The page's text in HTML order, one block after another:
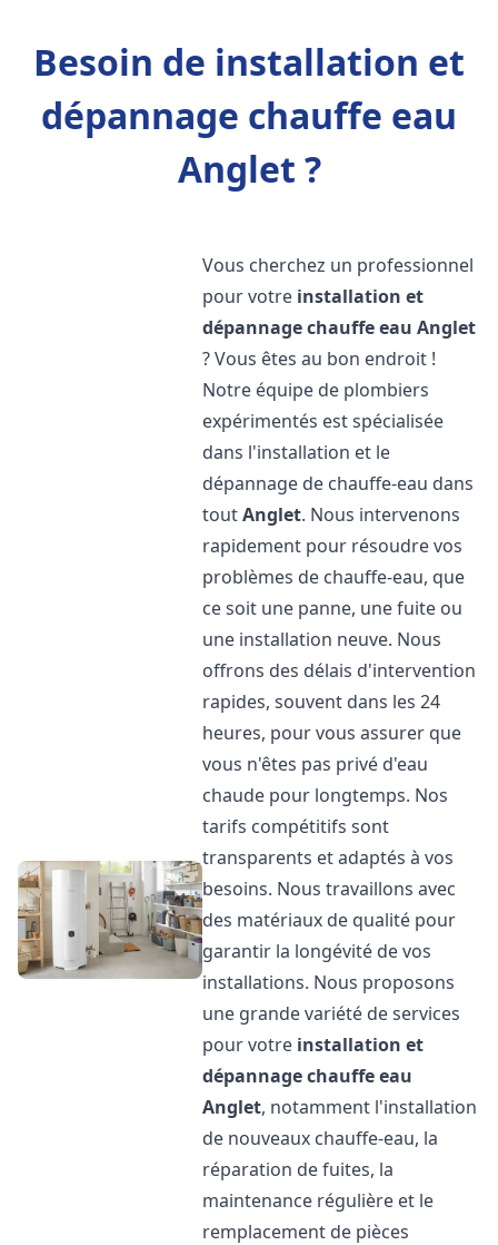
Besoin de installation et
dépannage chauffe eau
Anglet ?
Vous cherchez un professionnel
pour votre installation et
dépannage chauffe eau Anglet
? Vous êtes au bon endroit !
Notre équipe de plombiers
expérimentés est spécialisée
dans l'installation et le
dépannage de chauffe-eau dans
toutAnglet. Nous intervenons
rapidement pour résoudre vos
problèmes de chauffe-eau, que
ce soit une panne, une fuite ou
une installation neuve. Nous
offrons des délais d'intervention
rapides, souvent dans les 24
heures, pour vous assurer que
vous n'êtes pas privé d'eau
chaude pour longtemps. Nos
tarifs compétitifs sont
transparents et adaptés à vos
besoins. Nous travaillons avec
des matériaux de qualité pour
garantir la longévité de vos
installations. Nous proposons
une grande variété de services
pour votre installation et
dépannage chauffe eau
Anglet, notamment l'installation
de nouveaux chauffe-eau, la
réparation de fuites, la
maintenance régulière et le
remplacement de pièces